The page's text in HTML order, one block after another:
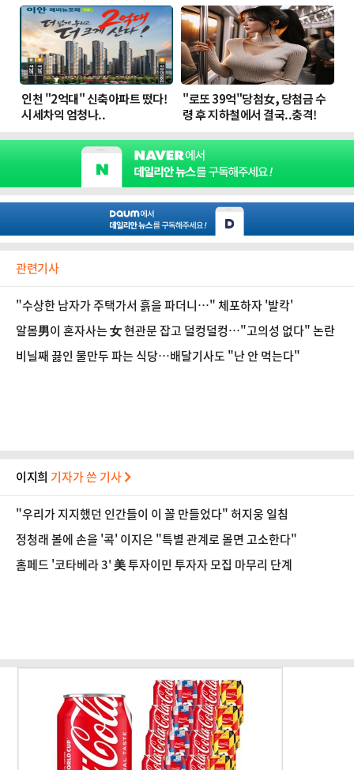
관련기사
"수상한 남자가 주택가서 흙을 파더니…" 체포하자 '발칵'
알몸男이 혼자사는 女 현관문 잡고 덜컹덜컹…"고의성 없다" 논란
비닐째 끓인 물만두 파는 식당…배달기사도 "난 안 먹는다"
이지희 기자가 쓴 기사
"우리가 지지했던 인간들이 이 꼴 만들었다" 허지웅 일침
정청래 볼에 손을 '콕' 이지은 "특별 관계로 몰면 고소한다"
홈페드 '코타베라 3' 美 투자이민 투자자 모집 마무리 단계